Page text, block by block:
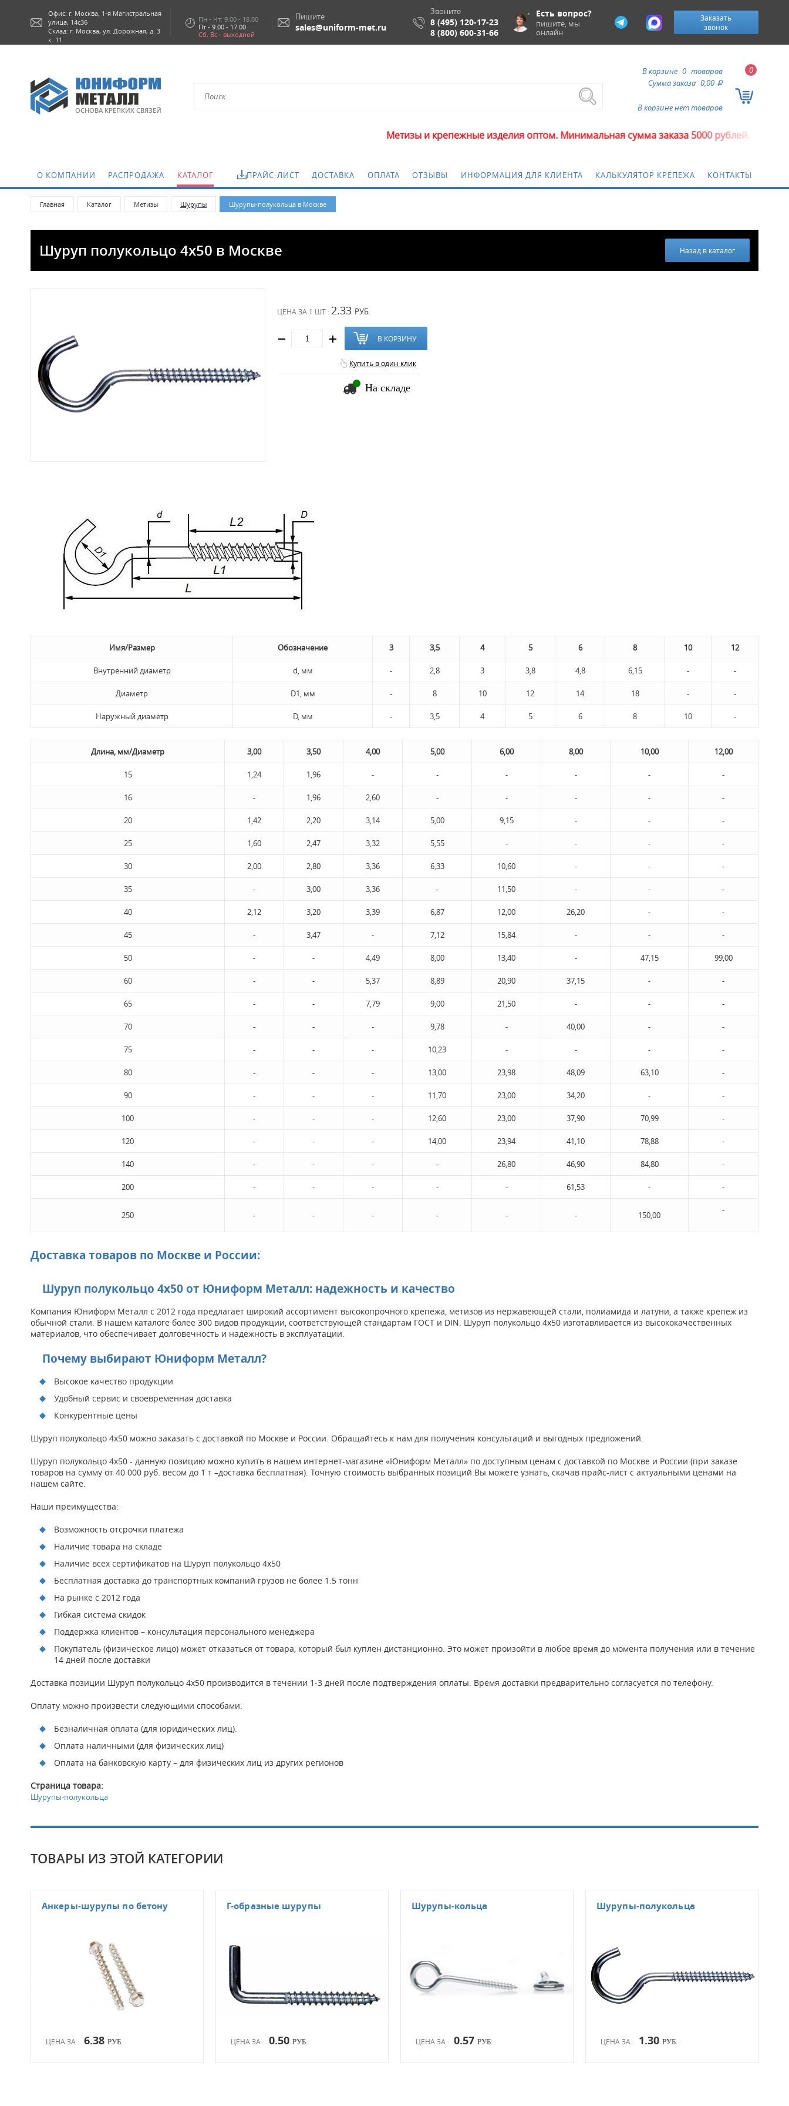
Есть вопрос?
пишите, мы
онлайн
Офис: г. Москва, 1-я Магистральная
улица, 14с36
Склад: г. Москва, ул. Дорожная, д. 3
к. 11
Пн - Чт: 9.00 - 18.00
Пт - 9.00 - 17.00
Сб, Вс - выходной
Пишите
sales@uniform-met.ru
Звоните
8 (495) 120-17-23
8 (800) 600-31-66
Заказать
звонок
ОСНОВА КРЕПКИХ СВЯЗЕЙ
0
В корзине 0 товаров
Сумма заказа 0,00 a
В корзине нет товаров
Метизы и крепежные изделия оптом. Минимальная сумма заказа 5000 рублей.
О КОМПАНИИ РАСПРОДАЖА КАТАЛОГ ПРАЙС-ЛИСТ ДОСТАВКА ОПЛАТА ОТЗЫВЫ ИНФОРМАЦИЯ ДЛЯ КЛИЕНТА КАЛЬКУЛЯТОР КРЕПЕЖА КОНТАКТЫ
Главная Каталог Метизы Шурупы Шурупы-полукольца в Москве
Шуруп полукольцо 4х50 в Москве Назад в каталог
ЦЕНА ЗА 1 ШТ : 2.33 РУБ.
В КОРЗИНУ
Купить в один клик
На складе
Имя/Размер Обозначение 3 3,5 4 5 6 8 10 12
Внутренний диаметр d, мм - 2,8 3 3,8 4,8 6,15 - -
Диаметр D1, мм - 8 10 12 14 18 - -
Наружный диаметр D, мм - 3,5 4 5 6 8 10 -
Длина, мм/Диаметр 3,00 3,50 4,00 5,00 6,00 8,00 10,00 12,00
15 1,24 1,96 - - - - - -
16 - 1,96 2,60 - - - - -
20 1,42 2,20 3,14 5,00 9,15 - - -
25 1,60 2,47 3,32 5,55 - - - -
30 2,00 2,80 3,36 6,33 10,60 - - -
35 - 3,00 3,36 - 11,50 - - -
40 2,12 3,20 3,39 6,87 12,00 26,20 - -
45 - 3,47 - 7,12 15,84 - - -
50 - - 4,49 8,00 13,40 - 47,15 99,00
60 - - 5,37 8,89 20,90 37,15 - -
65 - - 7,79 9,00 21,50 - - -
70 - - - 9,78 - 40,00 - -
75 - - - 10,23 - - - -
80 - - - 13,00 23,98 48,09 63,10 -
90 - - - 11,70 23,00 34,20 - -
100 - - - 12,60 23,00 37,90 70,99 -
120 - - - 14,00 23,94 41,10 78,88 -
140 - - - - 26,80 46,90 84,80 -
200 - - - - - 61,53 - -
250 - - - - - - 150,00 -
Доставка товаров по Москве и России:
Шуруп полукольцо 4х50 от Юниформ Металл: надежность и качество
Компания Юниформ Металл с 2012 года предлагает широкий ассортимент высокопрочного крепежа, метизов из нержавеющей стали, полиамида и латуни, а также крепеж из
обычной стали. В нашем каталоге более 300 видов продукции, соответствующей стандартам ГОСТ и DIN. Шуруп полукольцо 4х50 изготавливается из высококачественных
материалов, что обеспечивает долговечность и надежность в эксплуатации.
Почему выбирают Юниформ Металл?
Высокое качество продукции
Удобный сервис и своевременная доставка
Конкурентные цены
Шуруп полукольцо 4х50 можно заказать с доставкой по Москве и России. Обращайтесь к нам для получения консультаций и выгодных предложений.
Шуруп полукольцо 4х50 - данную позицию можно купить в нашем интернет-магазине «Юниформ Металл» по доступным ценам с доставкой по Москве и России (при заказе
товаров на сумму от 40 000 руб. весом до 1 т –доставка бесплатная). Точную стоимость выбранных позиций Вы можете узнать, скачав прайс-лист с актуальными ценами на
нашем сайте.
Наши преимущества:
Возможность отсрочки платежа
Наличие товара на складе
Наличие всех сертификатов на Шуруп полукольцо 4х50
Бесплатная доставка до транспортных компаний грузов не более 1.5 тонн
На рынке с 2012 года
Гибкая система скидок
Поддержка клиентов – консультация персонального менеджера
Покупатель (физическое лицо) может отказаться от товара, который был куплен дистанционно. Это может произойти в любое время до момента получения или в течение
14 дней после доставки
Доставка позиции Шуруп полукольцо 4х50 производится в течении 1-3 дней после подтверждения оплаты. Время доставки предварительно согласуется по телефону.
Оплату можно произвести следующими способами:
Безналичная оплата (для юридических лиц).
Оплата наличными (для физических лиц)
Оплата на банковскую карту – для физических лиц из других регионов
Страница товара:
Шурупы-полукольца
ТОВАРЫ ИЗ ЭТОЙ КАТЕГОРИИ
ЦЕНА ЗА : 6.38 РУБ.
Анкеры-шурупы по бетону
ЦЕНА ЗА : 0.50 РУБ.
Г-образные шурупы
ЦЕНА ЗА : 0.57 РУБ.
Шурупы-кольца
ЦЕНА ЗА : 1.30 РУБ.
Шурупы-полукольца